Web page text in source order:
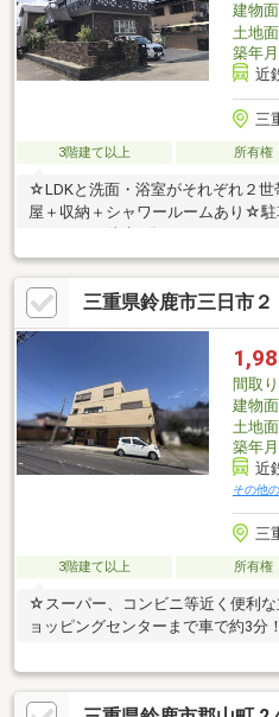
建物
土地
築年月
近
三
3階建て以上 所有権
☆LDKと洗面・浴室がそれぞれ２
屋＋収納＋シャワールームあり☆
歩圏にあります
三重県鈴鹿市三日市２
間取り
建物
土地
築年月
近
その他
三
3階建て以上 所有権
☆スーパー、コンビニ等近く便利
ョッピングセンターまで車で約3分！